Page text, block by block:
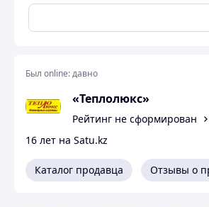
Цвет
Автоматизированные напольные
обладает более высокой
Котлы CRONOS предназначены
школ, больниц, многоквартирных
мощности удобны и экономичны в
Был online:давно
«Теплолюкс»
Рейтинг не сформирован
16 лет на Satu.kz
Каталог продавца Отзывы о